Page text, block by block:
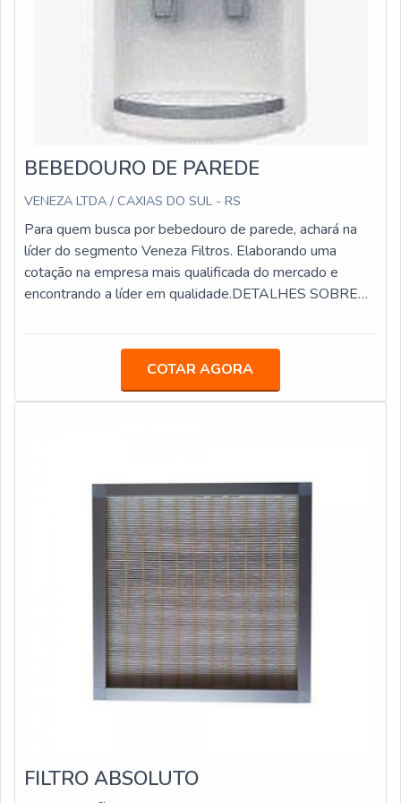
BEBEDOURO DE PAREDE
VENEZA LTDA / CAXIAS DO SUL - RS
Para quem busca por bebedouro de parede, achará na
líder do segmento Veneza Filtros. Elaborando uma
cotação na empresa mais qualificada do mercado e
encontrando a líder em qualidade.DETALHES SOBRE
por bebedouro de parede em uma empresa ágil, chega
até a Veneza Filtros. Disponibilizando para os clientes
purificador de água IBBL FR600 Speciale e mangueiras
atóxicas, visando sempre a qualidade final para a
pontos importantes que ficam de fora no planejamento
de empresas que visam apenas o lucro, deixando a
desejar nos outros fatores.É importante lembrar que o
produto deve sempre ser adquirido com empresas
especializadas no segmento. Esse tipo de cuidado ajuda
a garantir a qualidade e durabilidade dos materiais, além
de evitar prejuízos com substituições frequentes de
produtos que não cumprem com suas funções
adequadamente. Assim, é possível poupar gastos
desnecessários.Existem diversos motivos para a Veneza
Filtros ter se tornado destaque quando pensamos em
Comprometimento com seus serviços; Responsável;
Altamente qualificada; Inovadora; Ágil.EFICIÊNCIA E
COTAR AGORA
FILTRO ABSOLUTO